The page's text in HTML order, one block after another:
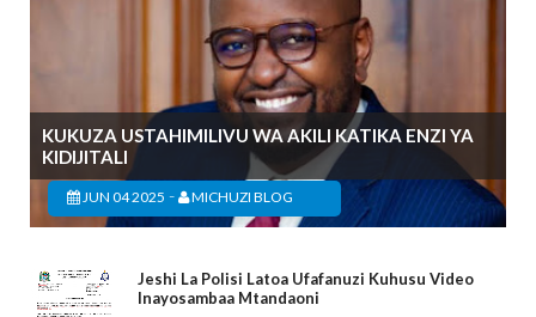
KUKUZA USTAHIMILIVU WA AKILI KATIKA ENZI YA
KIDIJITALI
JUN 04 2025 - MICHUZI BLOG
Jeshi La Polisi Latoa Ufafanuzi Kuhusu Video
Inayosambaa Mtandaoni